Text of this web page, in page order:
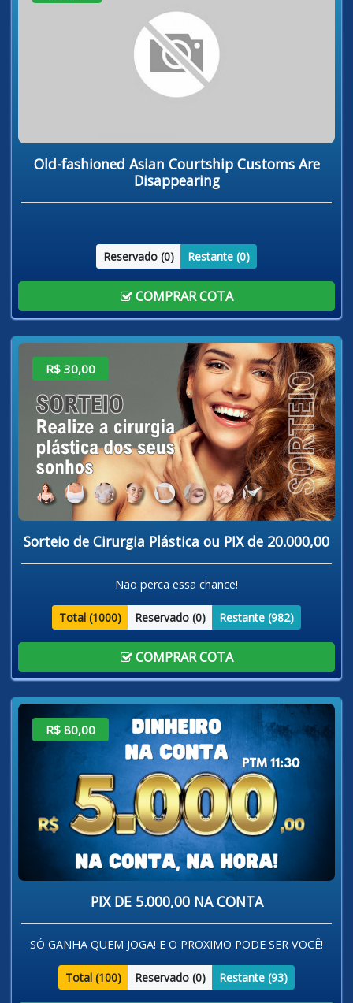
Old-fashioned Asian Courtship Customs Are
Disappearing
Reservado (0) Restante (0)
COMPRAR COTA
R$ 30,00
Sorteio de Cirurgia Plástica ou PIX de 20.000,00
Não perca essa chance!
Total (1000) Reservado (0) Restante (982)
COMPRAR COTA
R$ 80,00
PIX DE 5.000,00 NA CONTA
SÓ GANHA QUEM JOGA! E O PROXIMO PODE SER VOCÊ!
Total (100) Reservado (0) Restante (93)